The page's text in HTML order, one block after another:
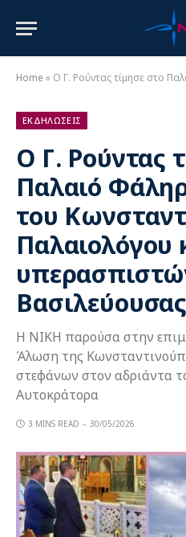
Home » Ο Γ. Ρούντας τίμησε στο Παλαιό Φάληρο τη μνήμη του
ΕΚΔΗΛΩΣΕΙΣ
Ο Γ. Ρούντας
Παλαιό
του
Παλαιολόγου
Βασιλεύουσας
Η ΝΙΚΗ παρούσα στην
Άλωση της
στεφάνων στον αδριάντα
Αυτοκράτορα
3 MINS READ 30/05/2026